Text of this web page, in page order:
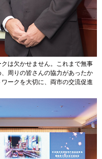
は欠かせません。これまで無事
周りの皆さんの協力があったか
ークを大切に、両市の交流促進